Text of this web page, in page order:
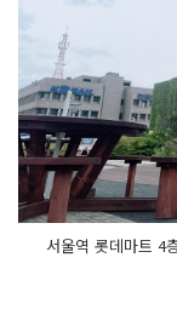
서울역 롯데마트 4